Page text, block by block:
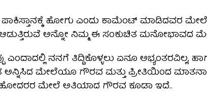
ಪಾಕಿಸ್ತಾನಕ್ಕೆ ಹೋಗು ಎಂದು ಕಾಮೆಂಟ್ ಮಾಡಿದವರ ಮೇಲೆ
ಆಡುತ್ತಿರುವೆ ಅನ್ನೋ ನಿಮ್ಮ ಈ ಸಂಕುಚಿತ ಮನೋಭಾವದ
ಎಂದಾದಲ್ಲಿ ನನಗೆ ತಿದ್ದಿಕೊಳ್ಳಲು ಏನೂ ಅಭ್ಯಂತರವಿಲ್ಲ,
ಅನ್ನಿಸಿದ ಮೇಲೆಯೂ ಗೌರವ ಮತ್ತು ಪ್ರೀತಿಯಿಂದ
ಮೇಲೆ ಅತಿಯಾದ ಗೌರವ ಕೂಡಾ ಇದೆ..